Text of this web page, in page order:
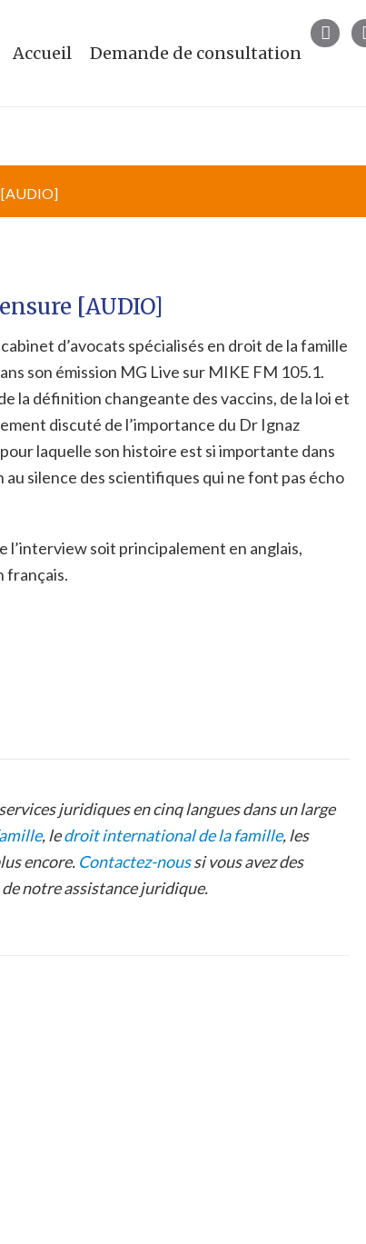
Accueil Demande de consultation
[AUDIO]
[AUDIO]
d’avocats spécialisés en droit de la famille
son émission MG Live sur MIKE FM 105.1.
la définition changeante des vaccins, de la loi et
discuté de l’importance du Dr Ignaz
laquelle son histoire est si importante dans
silence des scientifiques qui ne font pas écho
l’interview soit principalement en anglais,
français.
juridiques en cinq langues dans un large
, ledroit international de la famille, les
encore. Contactez-noussi vous avez des
de notre assistance juridique.